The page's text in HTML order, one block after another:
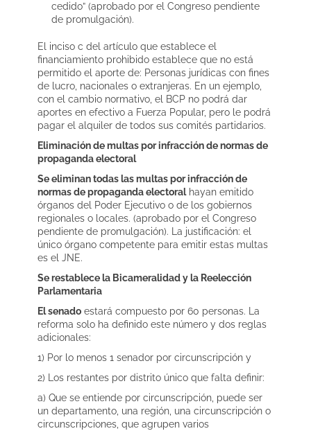
cedido” (aprobado por el Congreso pendiente
de promulgación).
El inciso c del artículo que establece el
financiamiento prohibido establece que no está
permitido el aporte de: Personas jurídicas con fines
de lucro, nacionales o extranjeras. En un ejemplo,
con el cambio normativo, el BCP no podrá dar
aportes en efectivo a Fuerza Popular, pero le podrá
pagar el alquiler de todos sus comités partidarios.
Eliminación de multas por infracción de normas de
propaganda electoral
Se eliminan todas las multas por infracción de
normas de propaganda electoralhayan emitido
órganos del Poder Ejecutivo o de los gobiernos
regionales o locales. (aprobado por el Congreso
pendiente de promulgación). La justificación: el
único órgano competente para emitir estas multas
es el JNE.
Se restablece la Bicameralidad y la Reelección
Parlamentaria
El senado estará compuesto por 60 personas. La
reforma solo ha definido este número y dos reglas
adicionales:
1) Por lo menos 1 senador por circunscripción y
2) Los restantes por distrito único que falta definir:
a) Que se entiende por circunscripción, puede ser
un departamento, una región, una circunscripción o
circunscripciones, que agrupen varios